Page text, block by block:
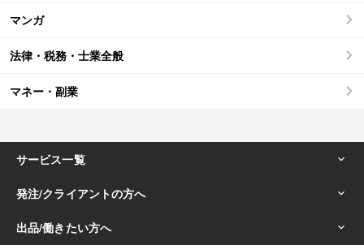
マンガ
法律・税務・士業全般
マネー・副業